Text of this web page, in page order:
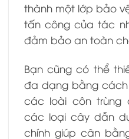
thành một lớp bảo
tấn công của tác
đảm bảo an toàn
Bạn cũng có thể
đa dạng bằng
các loài côn trùng
các loại cây dẫn
chính giúp cân